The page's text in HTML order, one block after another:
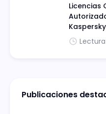
Licencias
Kaspersky
Publicaciones